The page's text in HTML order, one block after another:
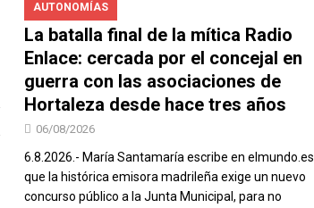
AUTONOMÍAS
La batalla final de la mítica Radio
Enlace: cercada por el concejal en
guerra con las asociaciones de
Hortaleza desde hace tres años
06/08/2026
6.8.2026.- María Santamaría escribe en elmundo.es
que la histórica emisora madrileña exige un nuevo
concurso público a la Junta Municipal, para no